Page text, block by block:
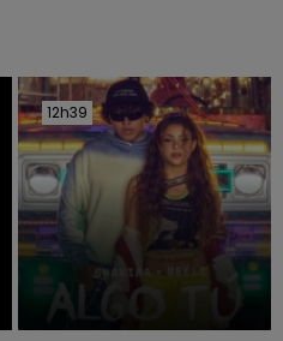
12h39
12h39